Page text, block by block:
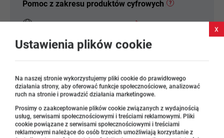
Pomoc z zakresu produktów cyfrowych ?
Pomoc z zakresu szkoleń ?
Inni reprezentanci w regionie
Ustawienia plików cookie
x
Na naszej stronie wykorzystujemy pliki cookie do prawidłowego
działania strony, aby oferować funkcje społecznościowe, analizować
ruch na stronie i prowadzić działania marketingowe.
Prosimy o zaakceptowanie plików cookie związanych z wydajnością
usług, serwisami społecznościowymi i treściami reklamowymi. Pliki
cookie powiązane z serwisami społecznościowymi i treściami
reklamowymi należące do osób trzecich umożliwiają korzystanie z